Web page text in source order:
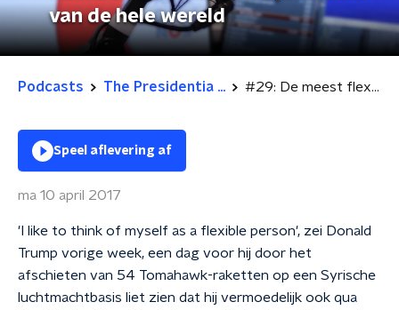
van de hele wereld
Podcasts The Presidentia ... #29: De meest flexibele president van de hele wereld
Speel aflevering af
ma 10 april 2017
'I like to think of myself as a flexible person', zei Donald
Trump vorige week, een dag voor hij door het
afschieten van 54 Tomahawk-raketten op een Syrische
luchtmachtbasis liet zien dat hij vermoedelijk ook qua